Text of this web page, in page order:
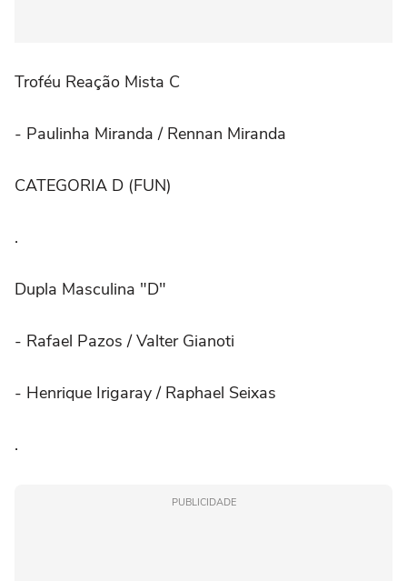
Troféu Reação Mista C
- Paulinha Miranda / Rennan Miranda
CATEGORIA D (FUN)
.
Dupla Masculina "D"
- Rafael Pazos / Valter Gianoti
- Henrique Irigaray / Raphael Seixas
.⠀
PUBLICIDADE